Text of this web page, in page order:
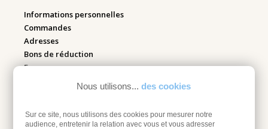
Nous utilisons... des cookies
Sur ce site, nous utilisons des cookies pour mesurer notre
audience, entretenir la relation avec vous et vous adresser
Informations personnelles
Commandes
Adresses
Bons de réduction
Espace pro